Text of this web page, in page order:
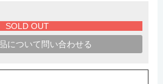
SOLD OUT
について問い合わせる